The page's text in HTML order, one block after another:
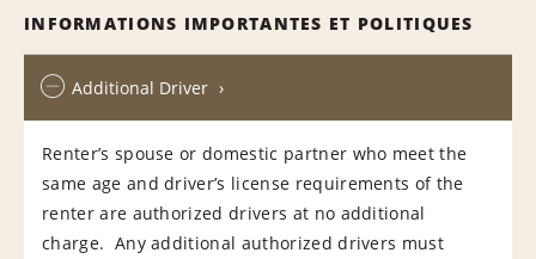
INFORMATIONS IMPORTANTES ET POLITIQUES
Additional Driver
Renter’s spouse or domestic partner who meet the
same age and driver’s license requirements of the
renter are authorized drivers at no additional
charge. Any additional authorized drivers must